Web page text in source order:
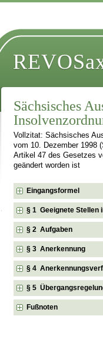
Sächsisches
Vollzitat: Sächsisches
vom 10. Dezember 1998
Artikel 47 des Gesetzes
geändert worden ist
Eingangsformel
§ 1 Geeignete Stellen
§ 2 Aufgaben
§ 3 Anerkennung
§ 4
§ 5
Fußnoten